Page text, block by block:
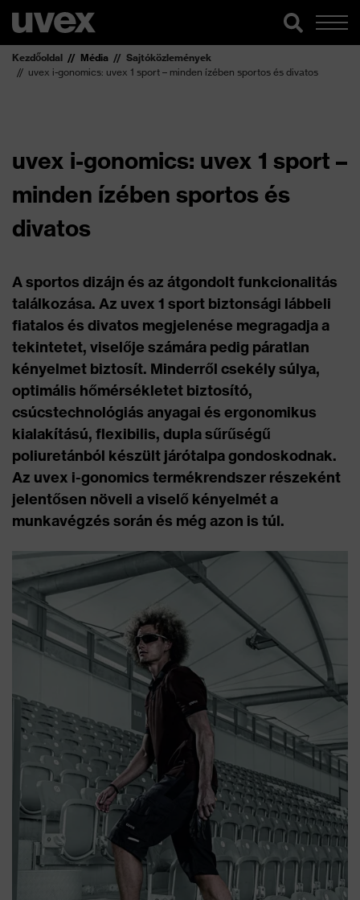
Kezdőoldal Média
Sajtóközlemények
uvex i-gonomics: uvex 1 sport – minden ízében sportos és divatos
uvex i-gonomics: uvex 1 sport –
minden ízében sportos és
divatos
A sportos dizájn és az átgondolt funkcionalitás
találkozása. Az uvex 1 sport biztonsági lábbeli
fiatalos és divatos megjelenése megragadja a
tekintetet, viselője számára pedig páratlan
kényelmet biztosít. Minderről csekély súlya,
optimális hőmérsékletet biztosító,
csúcstechnológiás anyagai és ergonomikus
kialakítású, flexibilis, dupla sűrűségű
poliuretánból készült járótalpa gondoskodnak.
Az uvex i-gonomics termékrendszer részeként
jelentősen növeli a viselő kényelmét a
munkavégzés során és még azon is túl.